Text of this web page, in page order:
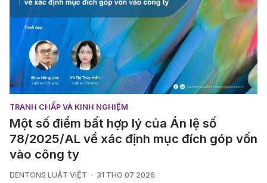
TRANH CHẤP VÀ KINH NGHIỆM
Một số điểm bất hợp lý của Án lệ số
78/2025/AL về xác định mục đích góp vốn
vào công ty
DENTONS LUẬT VIỆT 31 THG 07 2026